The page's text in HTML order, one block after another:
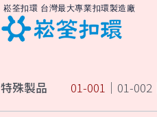
崧筌扣環 台灣最大專業扣環製造廠
特殊製品 01-001 01-002